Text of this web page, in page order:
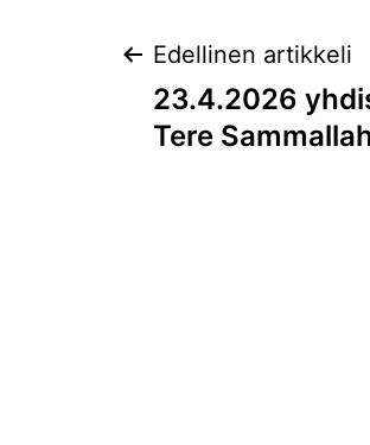
selaus
Edellinen artikkeli
23.4.2026
Tere